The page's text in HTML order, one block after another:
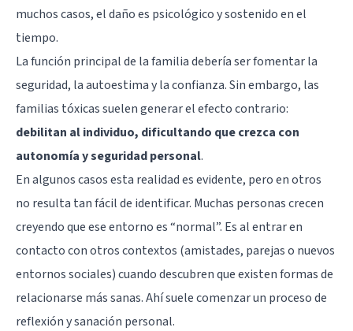
muchos casos, el daño es psicológico y sostenido en el
tiempo.
La función principal de la familia debería ser fomentar la
seguridad, la autoestima y la confianza. Sin embargo, las
familias tóxicas suelen generar el efecto contrario:
debilitan al individuo, dificultando que crezca con
autonomía y seguridad personal.
En algunos casos esta realidad es evidente, pero en otros
no resulta tan fácil de identificar. Muchas personas crecen
creyendo que ese entorno es “normal”. Es al entrar en
contacto con otros contextos (amistades, parejas o nuevos
entornos sociales) cuando descubren que existen formas de
relacionarse más sanas. Ahí suele comenzar un proceso de
reflexión y sanación personal.